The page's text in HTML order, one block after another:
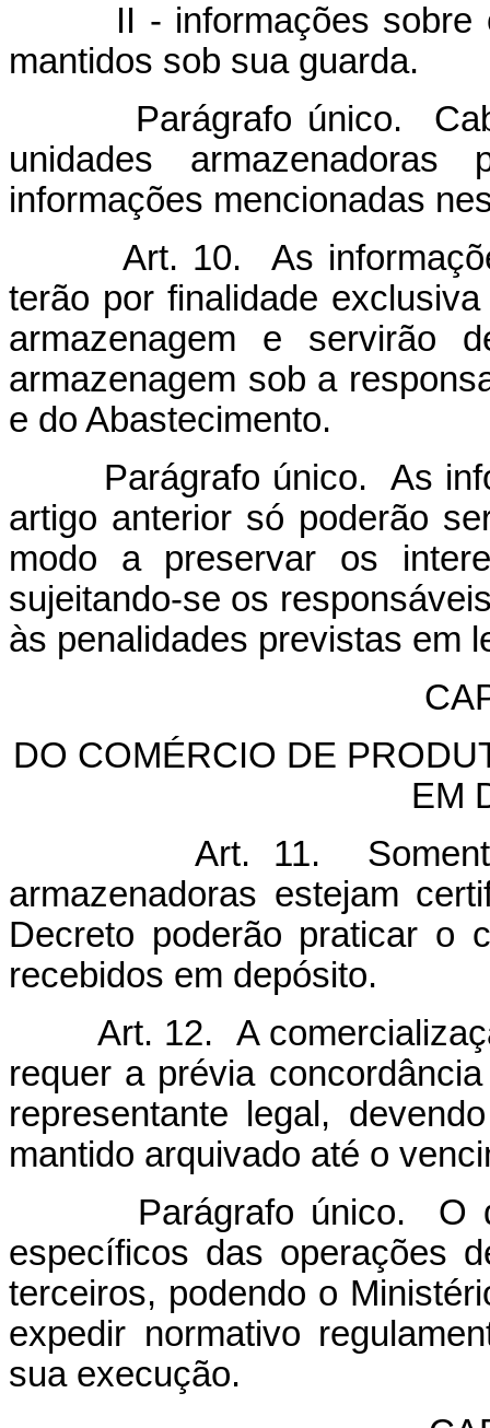
II - informações sobre
mantidos sob sua guarda.
Parágrafo único.
unidades armazenadoras
informações mencionadas
Art. 10. As informações
terão por finalidade
armazenagem e servirão
armazenagem sob a
e do Abastecimento.
Parágrafo único. As
artigo anterior só poderão
modo a preservar os
sujeitando-se os
às penalidades previstas em
DO COMÉRCIO DE
EM
Art. 11. Somente os
armazenadoras estejam
Decreto poderão praticar o
recebidos em depósito.
Art. 12. A
requer a prévia
representante legal,
mantido arquivado até o
Parágrafo único. O
específicos das operações
terceiros, podendo o
expedir normativo
sua execução.